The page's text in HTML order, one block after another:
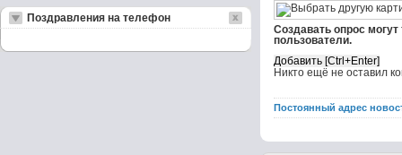
Создавать опрос
пользователи.
Никто ещё не оставил
Постоянный адрес
Поздравления на телефон